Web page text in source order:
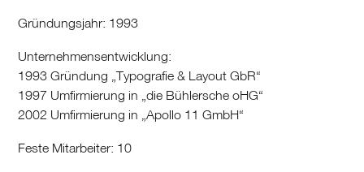
Gründungsjahr: 1993
Unternehmensentwicklung:
1993 Gründung „Typografie & Layout GbR“
1997 Umfirmierung in „die Bühlersche oHG“
2002 Umfirmierung in „Apollo 11 GmbH“
Feste Mitarbeiter: 10